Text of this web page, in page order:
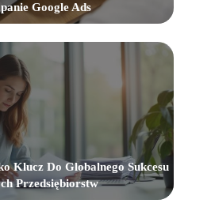
Google Ads
Klucz Do Globalnego Sukcesu
Przedsiębiorstw